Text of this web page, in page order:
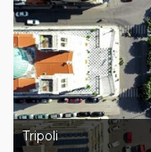
Tripoli